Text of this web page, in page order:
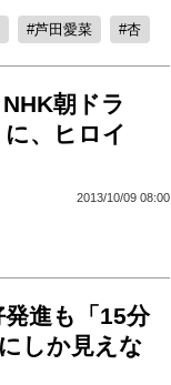
芦田愛菜 杏
朝ドラ
に、ヒロイ
2013/10/09 08:00
進も「15分
しか見えな